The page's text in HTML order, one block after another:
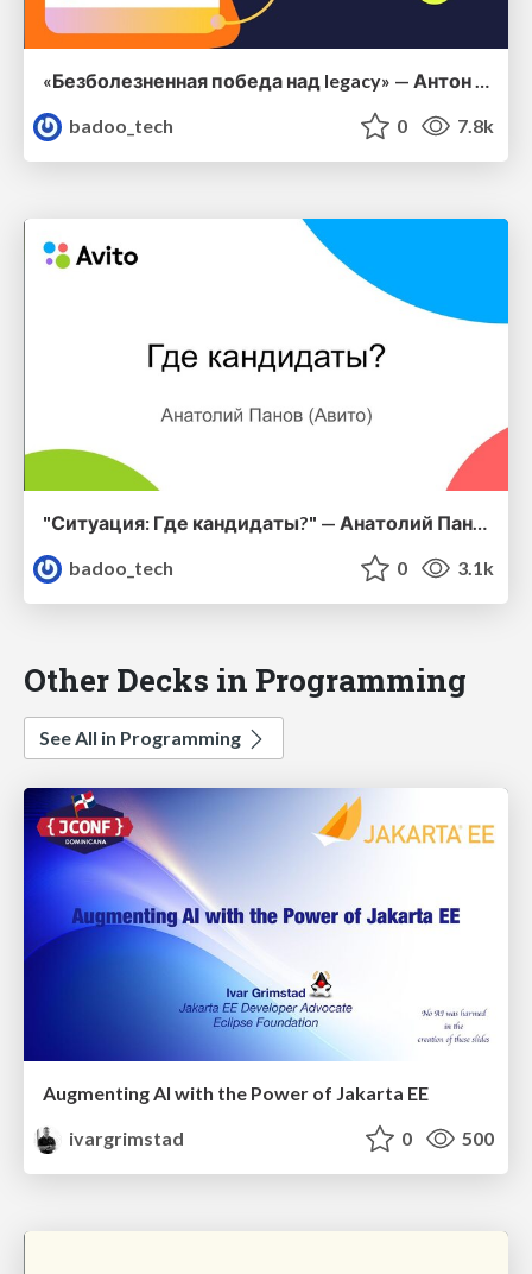
«Безболезненная победа над legacy» — Антон Жуков, ManyChat
badoo_tech
0 7.8k
"Ситуация: Где кандидаты?" — Анатолий Панов (Авито)
badoo_tech
0 3.1k
Other Decks in Programming
See All in Programming
Augmenting AI with the Power of Jakarta EE
ivargrimstad
0 500